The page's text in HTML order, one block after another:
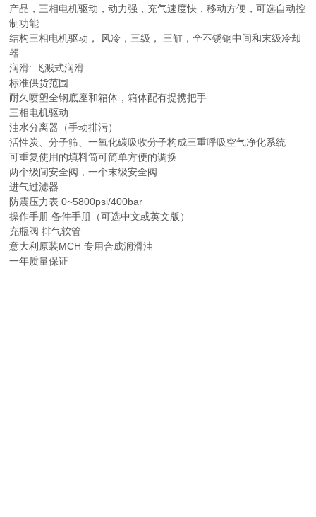
产品，三相电机驱动，动力强，充气速度快，移动方便，可选自动控
制功能
结构三相电机驱动， 风冷，三级， 三缸，全不锈钢中间和末级冷却
器
润滑: 飞溅式润滑
标准供货范围
耐久喷塑全钢底座和箱体，箱体配有提携把手
三相电机驱动
油水分离器（手动排污）
活性炭、分子筛、一氧化碳吸收分子构成三重呼吸空气净化系统
可重复使用的填料筒可简单方便的调换
两个级间安全阀，一个末级安全阀
进气过滤器
防震压力表 0~5800psi/400bar
操作手册 备件手册（可选中文或英文版）
充瓶阀 排气软管
意大利原装MCH 专用合成润滑油
一年质量保证